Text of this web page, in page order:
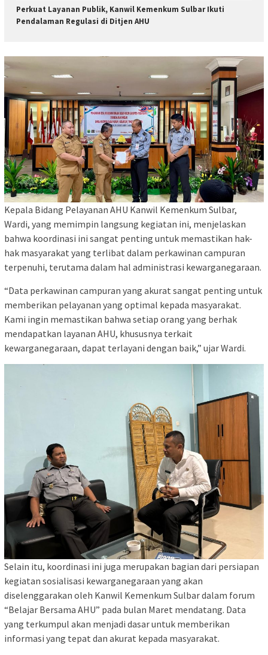
Perkuat Layanan Publik, Kanwil Kemenkum Sulbar Ikuti
Pendalaman Regulasi di Ditjen AHU
Kepala Bidang Pelayanan AHU Kanwil Kemenkum Sulbar,
Wardi, yang memimpin langsung kegiatan ini, menjelaskan
bahwa koordinasi ini sangat penting untuk memastikan hak-
hak masyarakat yang terlibat dalam perkawinan campuran
terpenuhi, terutama dalam hal administrasi kewarganegaraan.
“Data perkawinan campuran yang akurat sangat penting untuk
memberikan pelayanan yang optimal kepada masyarakat.
Kami ingin memastikan bahwa setiap orang yang berhak
mendapatkan layanan AHU, khususnya terkait
kewarganegaraan, dapat terlayani dengan baik,” ujar Wardi.
Selain itu, koordinasi ini juga merupakan bagian dari persiapan
kegiatan sosialisasi kewarganegaraan yang akan
diselenggarakan oleh Kanwil Kemenkum Sulbar dalam forum
“Belajar Bersama AHU” pada bulan Maret mendatang. Data
yang terkumpul akan menjadi dasar untuk memberikan
informasi yang tepat dan akurat kepada masyarakat.